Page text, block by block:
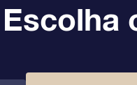
Escolha